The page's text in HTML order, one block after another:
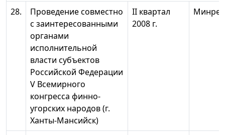
28.
Проведение совместно
с заинтересованными
органами
исполнительной
власти субъектов
Российской Федерации
V Всемирного
конгресса финно-
угорских народов (г.
Ханты-Мансийск)
II квартал
2008 г.